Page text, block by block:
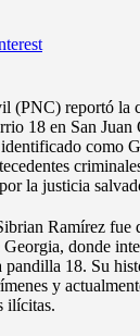
(PNC) reportó la
18 en San
como
la justicia
Ramírez fue
Georgia, donde
pandilla 18. Su
y
ilícitas.